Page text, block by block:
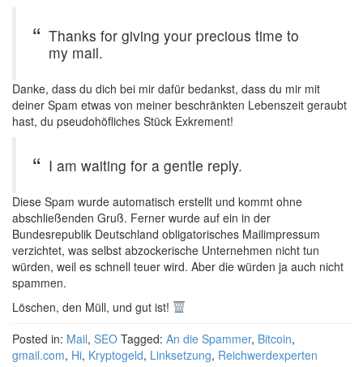
Thanks for giving your precious time to
my mail.
Danke, dass du dich bei mir dafür bedankst, dass du mir mit
deiner Spam etwas von meiner beschränkten Lebenszeit geraubt
hast, du pseudohöfliches Stück Exkrement!
I am waiting for a gentle reply.
Diese Spam wurde automatisch erstellt und kommt ohne
abschließenden Gruß. Ferner wurde auf ein in der
Bundesrepublik Deutschland obligatorisches Mailimpressum
verzichtet, was selbst abzockerische Unternehmen nicht tun
würden, weil es schnell teuer wird. Aber die würden ja auch nicht
spammen.
Löschen, den Müll, und gut ist!
Posted in: Mail, SEO Tagged: An die Spammer, Bitcoin,
gmail.com, Hi, Kryptogeld, Linksetzung, Reichwerdexperten